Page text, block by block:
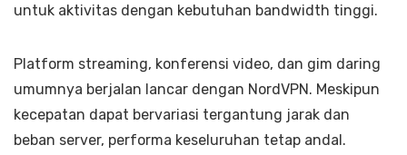
untuk aktivitas dengan kebutuhan bandwidth tinggi.
Platform streaming, konferensi video, dan gim daring
umumnya berjalan lancar dengan NordVPN. Meskipun
kecepatan dapat bervariasi tergantung jarak dan
beban server, performa keseluruhan tetap andal.